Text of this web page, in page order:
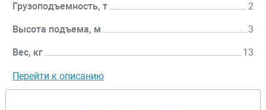
Грузоподъемность, т 2
Высота подъема, м 3
Вес, кг 13
Перейти к описанию